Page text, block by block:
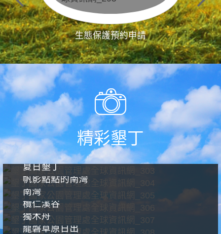
生態保護預約申請
精彩墾丁
夏日墾丁
帆影點點的南灣
南灣
欖仁溪谷
獨木舟
龍磐草原日出